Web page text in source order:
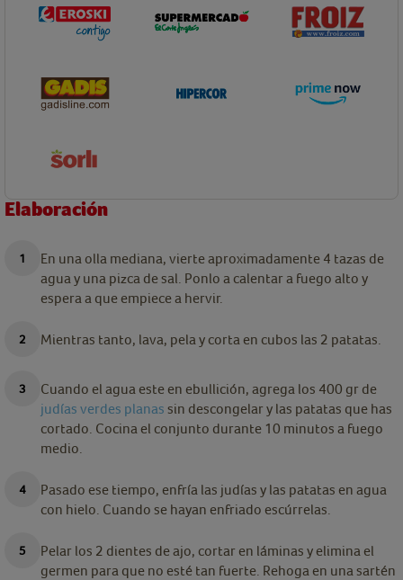
Elaboración
En una olla mediana, vierte aproximadamente 4 tazas de
agua y una pizca de sal. Ponlo a calentar a fuego alto y
espera a que empiece a hervir.
Mientras tanto, lava, pela y corta en cubos las 2 patatas.
Cuando el agua este en ebullición, agrega los 400 gr de
judías verdes planas sin descongelar y las patatas que has
cortado. Cocina el conjunto durante 10 minutos a fuego
medio.
Pasado ese tiempo, enfría las judías y las patatas en agua
con hielo. Cuando se hayan enfriado escúrrelas.
Pelar los 2 dientes de ajo, cortar en láminas y elimina el
germen para que no esté tan fuerte. Rehoga en una sartén